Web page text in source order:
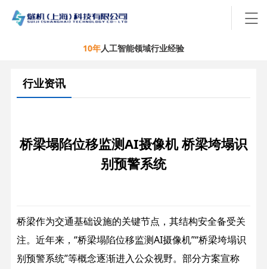
10年人工智能领域行业经验
行业资讯
桥梁塌陷位移监测AI摄像机 桥梁垮塌识
别预警系统
桥梁作为交通基础设施的关键节点，其结构安全备受关
注。近年来，“桥梁塌陷位移监测AI摄像机”“桥梁垮塌识
别预警系统”等概念逐渐进入公众视野。部分方案宣称